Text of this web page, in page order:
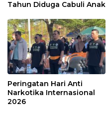
Tahun Diduga Cabuli Anak
Peringatan Hari Anti
Narkotika Internasional
2026